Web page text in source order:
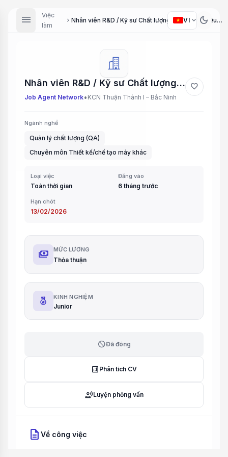
menu
Việc
làm
chevron_right Nhân viên R&D / Kỹ sư Chất lượng (R&D Staff / Quality Engineer)
VI expand_more dark_mode
Nhân viên R&D / Kỹ sư Chất lượng (R&D Staff / Quality Engineer)
Job Agent Network• KCN Thuận Thành I – Bắc Ninh
favorite
Ngành nghề
Quản lý chất lượng (QA)
Chuyên môn Thiết kế/chế tạo máy khác
Loại việc
Toàn thời gian
Đăng vào
6 tháng trước
Hạn chót
13/02/2026
payments MỨC LƯƠNG
Thỏa thuận
KINH NGHIỆM
Junior
blockĐã đóng
analytics Phân tích CV
record_voice_overLuyện phỏng vấn
description Về công việc